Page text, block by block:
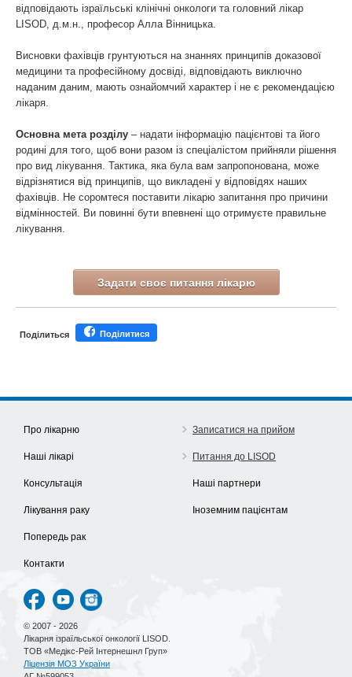
відповідають ізраїльські клінічні онкологи та головний лікар
LISOD, д.м.н., професор Алла Вінницька.
Висновки фахівців грунтуються на знаннях принципів доказової
медицини та професійному досвіді, відповідають виключно
наданим даним, мають ознайомчий характер і не є рекомендацією
лікаря.
Основна мета розділу – надати інформацію пацієнтові та його
родині для того, щоб вони разом із спеціалістом прийняли рішення
про вид лікування. Тактика, яка була вам запропонована, може
відрізнятися від принципів, що викладені у відповідях наших
фахівців. Не соромтеся поставити лікарю запитання про причини
відмінностей. Ви повинні бути впевнені що отримуєте правильне
лікування.
Задати своє питання лікарю
Поділиться Поділитися
Про лікарню
Наші лікарі
Консультація
Лікування раку
Попередь рак
Контакти
Записатися на прийом
Питання до LISOD
Наші партнери
Іноземним пацієнтам
© 2007 - 2026
Лікарня ізраїльської онкології LISOD.
ТОВ «Медікс-Рей Інтернешнл Груп»
Ліцензія МОЗ України